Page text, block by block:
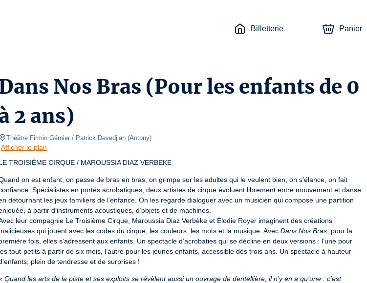
Billetterie Panier
Nos Bras (Pour les enfants de 0
2 ans)
Théâtre Firmin Gémier / Patrick Devedjian (Antony)
Afficher le plan
TROISIÈME CIRQUE / MAROUSSIA DIAZ VERBEKE
on est enfant, on passe de bras en bras, on grimpe sur les adultes qui le veulent bien, on s’élance, on fait
Spécialistes en portés acrobatiques, deux artistes de cirque évoluent librement entre mouvement et danse
détournant les jeux familiers de l’enfance. On les regarde dialoguer avec un musicien qui compose une partition
à partir d’instruments acoustiques, d’objets et de machines.
leur compagnie Le Troisième Cirque, Maroussia Diaz Verbèke et Élodie Royer imaginent des créations
qui jouent avec les codes du cirque, les couleurs, les mots et la musique. Avec Dans Nos Bras , pour la
fois, elles s’adressent aux enfants. Un spectacle d’acrobaties qui se décline en deux versions : l’une pour
tout-petits à partir de six mois, l’autre pour les jeunes enfants, accessible dès trois ans. Un spectacle à hauteur
plein de tendresse et de surprises !
Quand les arts de la piste et ses exploits se révèlent aussi un ouvrage de dentellière, il n’y en a qu’une : c’est